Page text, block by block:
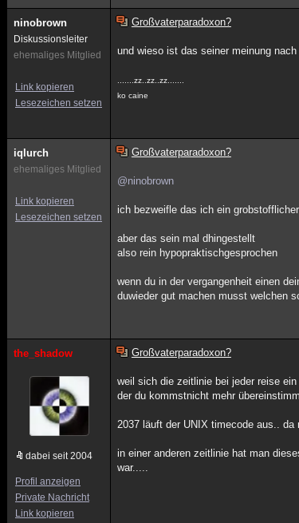
ninobrown
Diskussionsleiter
ehemaliges Mitglied
Link kopieren
Lesezeichen setzen
Großvaterparadoxon?
und wieso ist das seiner meinung
.......zz..zz..zz.......
ko caine
iqlurch
ehemaliges Mitglied
Link kopieren
Lesezeichen setzen
Großvaterparadoxon?
@ninobrown
ich bezweifle das ich ein
aber das sein mal dhingestellt
also rein hypopraktischgesprochen
wenn du in der vergangenheit einen
duwieder gut machen musst welchen
the_shadow
dabei seit 2004
Profil anzeigen
Private Nachricht
Link kopieren
Großvaterparadoxon?
weil sich die zeitlinie bei jeder reise
der du kommstnicht mehr
2037 läuft der UNIX timecode aus..
in einer anderen zeitlinie hat man
war.....